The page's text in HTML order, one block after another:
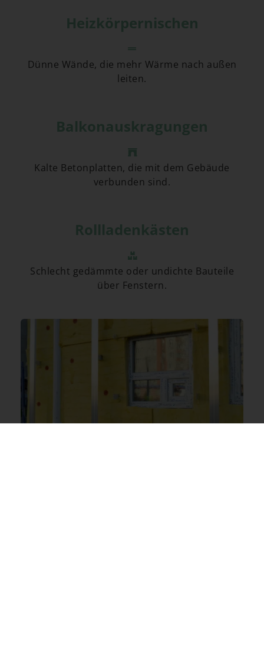
Heizkörpernischen
Dünne Wände, die mehr Wärme nach außen
leiten.
Balkonauskragungen
Kalte Betonplatten, die mit dem Gebäude
verbunden sind.
Rollladenkästen
Schlecht gedämmte oder undichte Bauteile
über Fenstern.